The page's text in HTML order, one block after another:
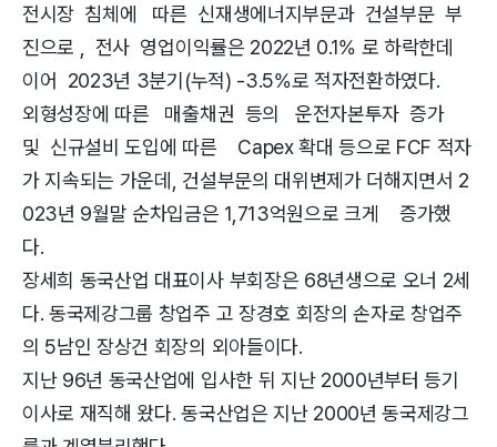
전시장 침체에 따른 신재생에너지부문과 건설부문 부
진으로 , 전사 영업이익률은 2022년 0.1% 로 하락한데
이어 2023년 3분기(누적) -3.5%로 적자전환하였다.
외형성장에 따른 매출채권 등의 운전자본투자 증가
및 신규설비 도입에 따른 Capex 확대 등으로 FCF 적자
가 지속되는 가운데, 건설부문의 대위변제가 더해지면서 2
023년 9월말 순차입금은 1,713억원으로 크게 증가했
다.
장세희 동국산업 대표이사 부회장은 68년생으로 오너 2세
다. 동국제강그룹 창업주 고 장경호 회장의 손자로 창업주
의 5남인 장상건 회장의 외아들이다.
지난 96년 동국산업에 입사한 뒤 지난 2000년부터 등기
이사로 재직해 왔다. 동국산업은 지난 2000년 동국제강그